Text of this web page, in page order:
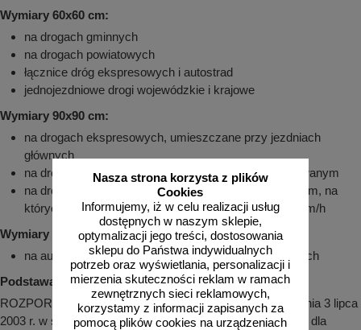
Nasza strona korzysta z plików
Cookies
Informujemy, iż w celu realizacji usług
dostępnych w naszym sklepie,
optymalizacji jego treści, dostosowania
sklepu do Państwa indywidualnych
potrzeb oraz wyświetlania, personalizacji i
mierzenia skuteczności reklam w ramach
zewnętrznych sieci reklamowych,
korzystamy z informacji zapisanych za
pomocą plików cookies na urządzeniach
Wymiary 60x60 cm:
na drogach gminnych
na drogach powiatowych
łącznice dróg ekspresowych i autostrad
jednojezdniowe drogi wojewódzkie i krajowe
Wymiary 90x90 cm:
na drogach ekspresowych, umieszczane przy jezdniach
głównych
na drogach dwujezdniowych poza obszarem zabudowanym
na drogach dwujezdniowych w obszarze zabudowanym, na
których dopuszczalna prędkość jest większa niż 60 km/h
Wymiary 120x120 cm:
na autostradach, umieszczane przy jezdniach głównych
Podstawa prawna:
ROZPORZĄDZENIE MINISTRA INFRASTRUKTURY z dnia 3 lipca
2003 r. w sprawie szczegółowych warunków technicznych dla